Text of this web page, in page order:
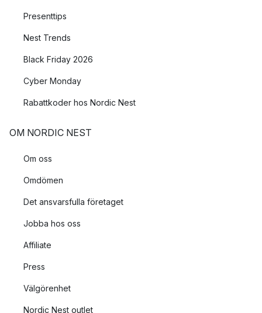
Presenttips
Nest Trends
Black Friday 2026
Cyber Monday
Rabattkoder hos Nordic Nest
OM NORDIC NEST
Om oss
Omdömen
Det ansvarsfulla företaget
Jobba hos oss
Affiliate
Press
Välgörenhet
Nordic Nest outlet